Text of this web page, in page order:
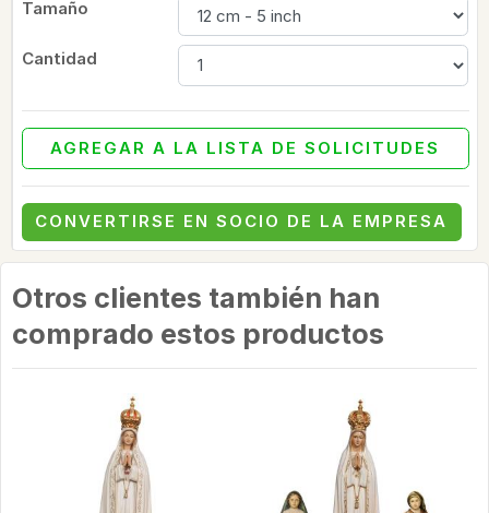
Tamaño
Cantidad
AGREGAR A LA LISTA DE SOLICITUDES
CONVERTIRSE EN SOCIO DE LA EMPRESA
Otros clientes también han
comprado estos productos